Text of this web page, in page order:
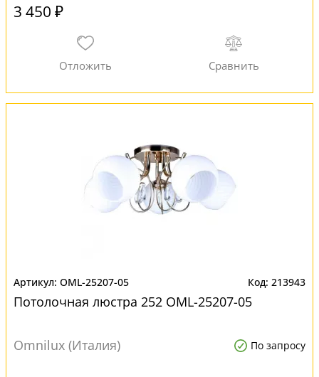
3 450 ₽
OML-25207-05 213943
Потолочная люстра 252 OML-25207-05
Omnilux (Италия) По запросу